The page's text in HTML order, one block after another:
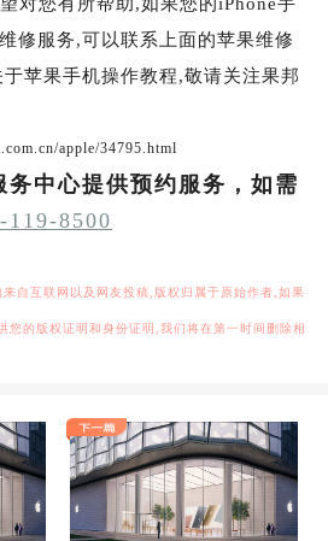
修服务,可以联系上面的苹果维修
苹果手机操作教程,敬请关注果邦
apple/34795.html
中心提供预约服务，如需
119-8500
自互联网以及网友投稿,版权归属于原始作者,如果
您的版权证明和身份证明,我们将在第一时间删除相